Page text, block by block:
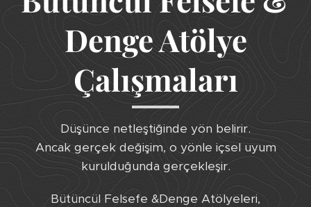
Denge Atölye
Çalışmaları
Düşünce netleştiğinde yön belirir.
Ancak gerçek değişim, o yönle içsel uyum
kurulduğunda gerçekleşir.
Bütüncül Felsefe &Denge Atölyeleri,